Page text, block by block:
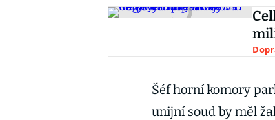
Šéf horní komory
unijní soud by měl